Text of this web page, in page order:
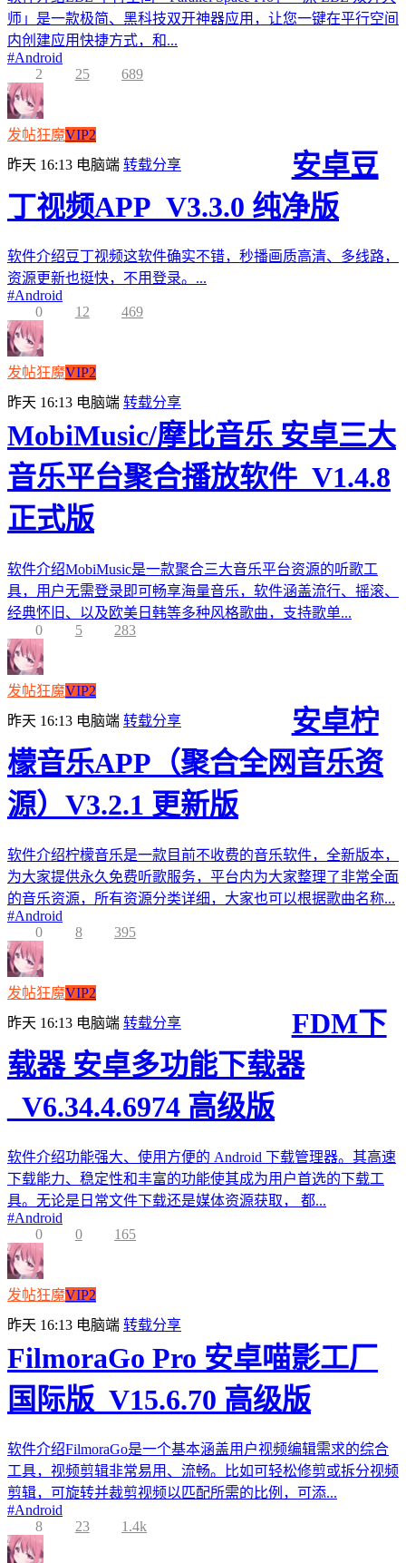
师」是一款极简、黑科技双开神器应用，让您一键在平行空间
内创建应用快捷方式，和...
#Android
2
25 689
发帖狂魔VIP2
昨天 16:13 电脑端 转载分享
安卓豆
丁视频APP_V3.3.0 纯净版
软件介绍豆丁视频这软件确实不错，秒播画质高清、多线路，
资源更新也挺快，不用登录。...
#Android
0
12 469
发帖狂魔VIP2
昨天 16:13 电脑端 转载分享
MobiMusic/摩比音乐 安卓三大
音乐平台聚合播放软件_V1.4.8
正式版
软件介绍MobiMusic是一款聚合三大音乐平台资源的听歌工
具，用户无需登录即可畅享海量音乐，软件涵盖流行、摇滚、
经典怀旧、以及欧美日韩等多种风格歌曲，支持歌单...
0
5 283
发帖狂魔VIP2
昨天 16:13 电脑端 转载分享
安卓柠
檬音乐APP（聚合全网音乐资
源）V3.2.1 更新版
软件介绍柠檬音乐是一款目前不收费的音乐软件，全新版本，
为大家提供永久免费听歌服务，平台内为大家整理了非常全面
的音乐资源，所有资源分类详细，大家也可以根据歌曲名称...
#Android
0
8 395
发帖狂魔VIP2
昨天 16:13 电脑端 转载分享
FDM下
载器 安卓多功能下载器
_V6.34.4.6974 高级版
软件介绍功能强大、使用方便的 Android 下载管理器。其高速
下载能力、稳定性和丰富的功能使其成为用户首选的下载工
具。无论是日常文件下载还是媒体资源获取， 都...
#Android
0
0 165
发帖狂魔VIP2
昨天 16:13 电脑端 转载分享
FilmoraGo Pro 安卓喵影工厂
国际版_V15.6.70 高级版
软件介绍FilmoraGo是一个基本涵盖用户视频编辑需求的综合
工具，视频剪辑非常易用、流畅。比如可轻松修剪或拆分视频
剪辑，可旋转并裁剪视频以匹配所需的比例，可添...
#Android
8
23 1.4k